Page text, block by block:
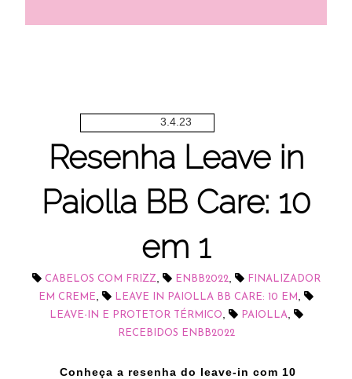
3.4.23
Resenha Leave in
Paiolla BB Care: 10
em 1
CABELOS COM FRIZZ ENBB2022
FINALIZADOR
EM CREME
LEAVE IN PAIOLLA BB CARE: 10 EM
LEAVE-IN E PROTETOR TÉRMICO PAIOLLA
RECEBIDOS ENBB2022
Conheça a resenha do leave-in com 10